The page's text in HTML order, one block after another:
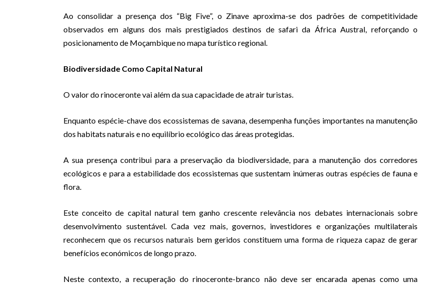
Ao consolidar a presença dos “Big Five”, o Zinave aproxima-se dos padrões de competitividade
observados em alguns dos mais prestigiados destinos de safari da África Austral, reforçando o
posicionamento de Moçambique no mapa turístico regional.
Biodiversidade Como Capital Natural
O valor do rinoceronte vai além da sua capacidade de atrair turistas.
Enquanto espécie-chave dos ecossistemas de savana, desempenha funções importantes na manutenção
dos habitats naturais e no equilíbrio ecológico das áreas protegidas.
A sua presença contribui para a preservação da biodiversidade, para a manutenção dos corredores
ecológicos e para a estabilidade dos ecossistemas que sustentam inúmeras outras espécies de fauna e
flora.
Este conceito de capital natural tem ganho crescente relevância nos debates internacionais sobre
desenvolvimento sustentável. Cada vez mais, governos, investidores e organizações multilaterais
reconhecem que os recursos naturais bem geridos constituem uma forma de riqueza capaz de gerar
benefícios económicos de longo prazo.
Neste contexto, a recuperação do rinoceronte-branco não deve ser encarada apenas como uma